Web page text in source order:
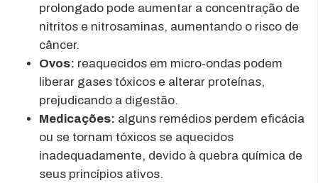
prolongado pode aumentar a concentração de
nitritos e nitrosaminas, aumentando o risco de
câncer.
Ovos: reaquecidos em micro-ondas podem
liberar gases tóxicos e alterar proteínas,
prejudicando a digestão.
Medicações: alguns remédios perdem eficácia
ou se tornam tóxicos se aquecidos
inadequadamente, devido à quebra química de
seus princípios ativos.